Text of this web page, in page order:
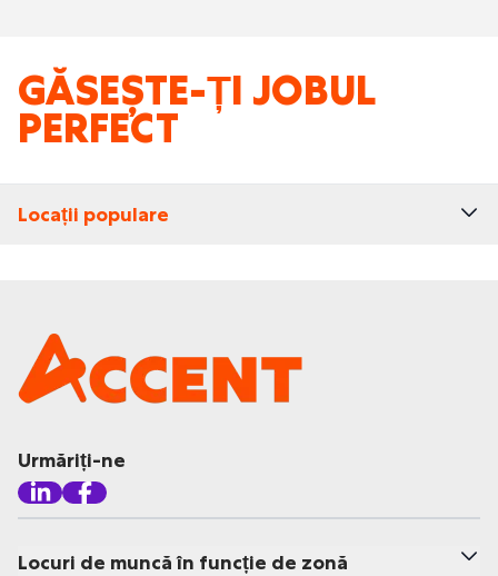
GĂSEȘTE-ȚI JOBUL
PERFECT
Locații populare
Urmăriți-ne
Locuri de muncă în funcție de zonă